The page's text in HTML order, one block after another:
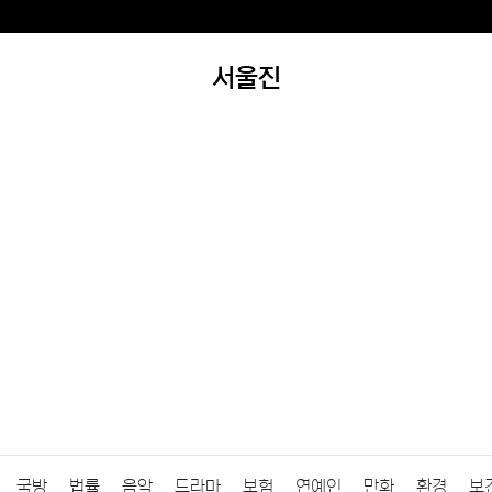
서울진
국방 법률 음악 드라마 보험 연예인 만화 환경 보